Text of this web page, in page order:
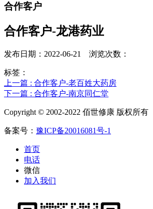
合作客户
合作客户-龙港药业
发布日期：2022-06-21 浏览次数：
标签：
上一篇 : 合作客户-老百姓大药房
下一篇 : 合作客户-南京同仁堂
Copyright © 2002-2022 佰世修康 版权所有
备案号： 豫ICP备20016081号-1
首页
电话
微信
加入我们